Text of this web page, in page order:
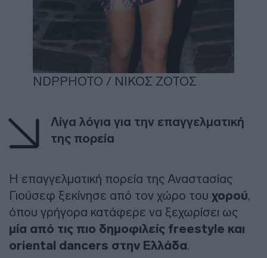
NDPPHOTO / ΝΙΚΟΣ ΖΟΤΟΣ
Λίγα λόγια για την επαγγελματική
της πορεία
Η επαγγελματική πορεία της Αναστασίας
Γιούσεφ ξεκίνησε από τον χώρο του χορού,
όπου γρήγορα κατάφερε να ξεχωρίσει ως
μία από τις πιο δημοφιλείς freestyle και
oriental dancers στην Ελλάδα.